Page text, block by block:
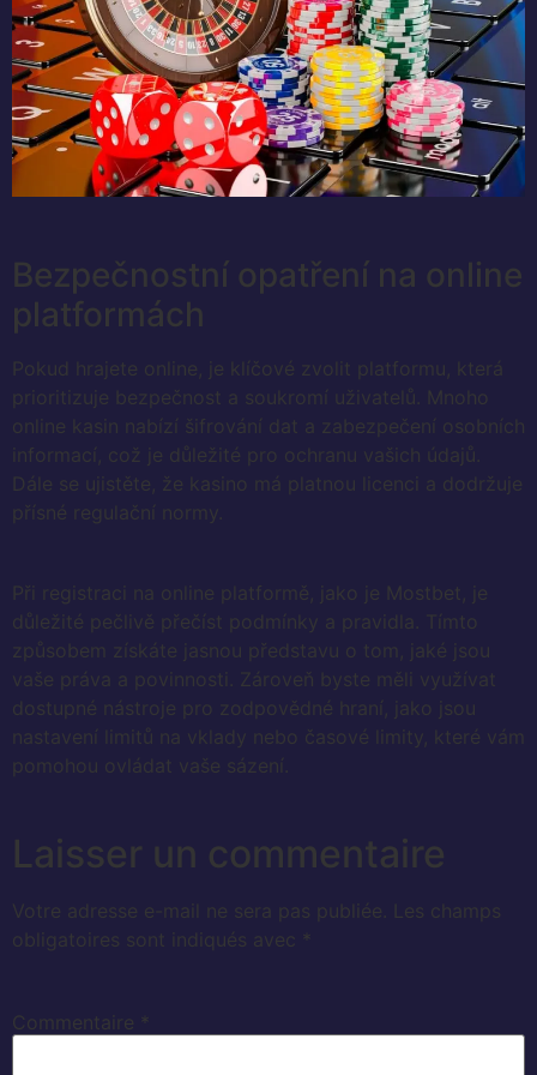
Bezpečnostní opatření na online
platformách
Pokud hrajete online, je klíčové zvolit platformu, která
prioritizuje bezpečnost a soukromí uživatelů. Mnoho
online kasin nabízí šifrování dat a zabezpečení osobních
informací, což je důležité pro ochranu vašich údajů.
Dále se ujistěte, že kasino má platnou licenci a dodržuje
přísné regulační normy.
Při registraci na online platformě, jako je Mostbet, je
důležité pečlivě přečíst podmínky a pravidla. Tímto
způsobem získáte jasnou představu o tom, jaké jsou
vaše práva a povinnosti. Zároveň byste měli využívat
dostupné nástroje pro zodpovědné hraní, jako jsou
nastavení limitů na vklady nebo časové limity, které vám
pomohou ovládat vaše sázení.
Laisser un commentaire
Votre adresse e-mail ne sera pas publiée. Les champs
obligatoires sont indiqués avec
Commentaire